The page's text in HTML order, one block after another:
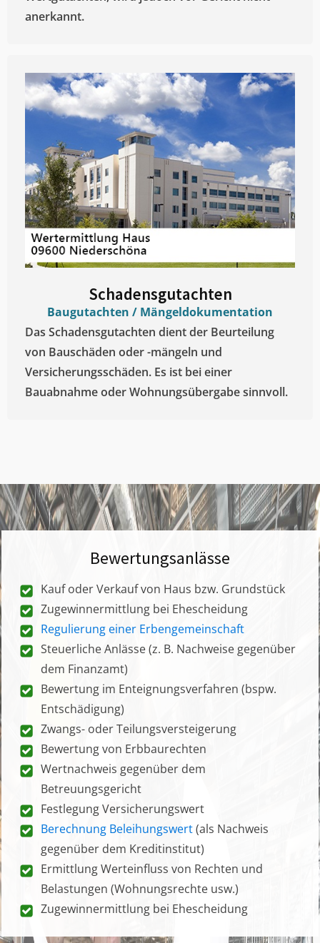
anerkannt.
Schadensgutachten
Baugutachten / Mängeldokumentation
Das Schadensgutachten dient der Beurteilung
von Bauschäden oder -mängeln und
Versicherungsschäden. Es ist bei einer
Bauabnahme oder Wohnungsübergabe sinnvoll.
Bewertungsanlässe
Kauf oder Verkauf von Haus bzw. Grundstück
Zugewinnermittlung bei Ehescheidung
Regulierung einer Erbengemeinschaft
Steuerliche Anlässe (z. B. Nachweise gegenüber
dem Finanzamt)
Bewertung im Enteignungsverfahren (bspw.
Entschädigung)
Zwangs- oder Teilungsversteigerung
Bewertung von Erbbaurechten
Wertnachweis gegenüber dem
Betreuungsgericht
Festlegung Versicherungswert
Berechnung Beleihungswert(als Nachweis
gegenüber dem Kreditinstitut)
Ermittlung Werteinfluss von Rechten und
Belastungen (Wohnungsrechte usw.)
Zugewinnermittlung bei Ehescheidung